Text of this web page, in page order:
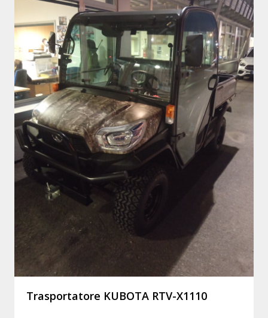
Trasportatore KUBOTA RTV-X1110